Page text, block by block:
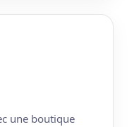
une boutique